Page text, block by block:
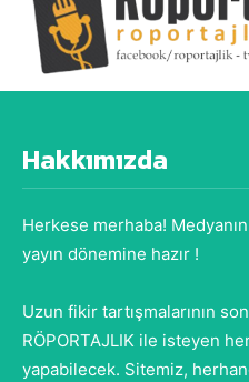
Hakkımızda
Herkese merhaba!
yayın dönemine hazır !
Uzun fikir tartışmalarının
RÖPORTAJLIK ile isteyen
yapabilecek. Sitemiz,